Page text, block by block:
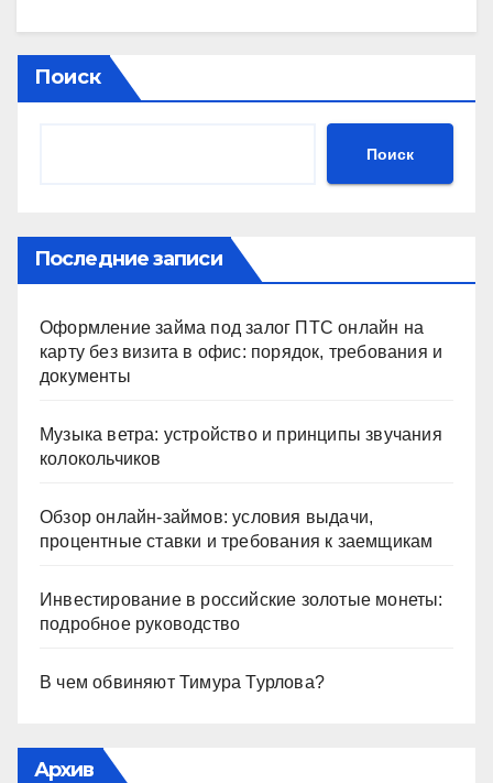
n
o
kl
ki
at
s
A
er
e
a
р
в
ть
Поиск
Поиск
Последние записи
Оформление займа под залог ПТС онлайн на
карту без визита в офис: порядок, требования и
документы
Музыка ветра: устройство и принципы звучания
колокольчиков
Обзор онлайн-займов: условия выдачи,
процентные ставки и требования к заемщикам
Инвестирование в российские золотые монеты:
подробное руководство
В чем обвиняют Тимура Турлова?
Архив